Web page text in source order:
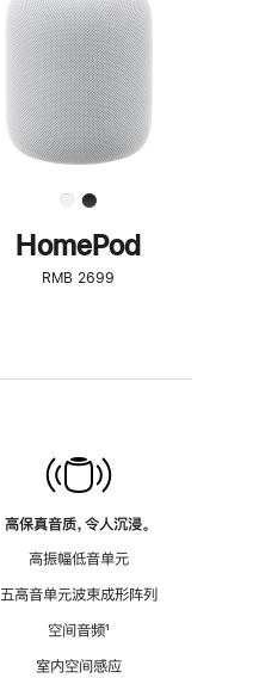
了
解
HomePod<
HomePod
RMB 2699
高保真音质，令人沉浸。
高振幅低音单元
五高音单元波束成形阵列
空间音频脚
¹
室内空间感应